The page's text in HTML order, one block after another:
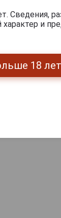
Сведения,
и
18 лет